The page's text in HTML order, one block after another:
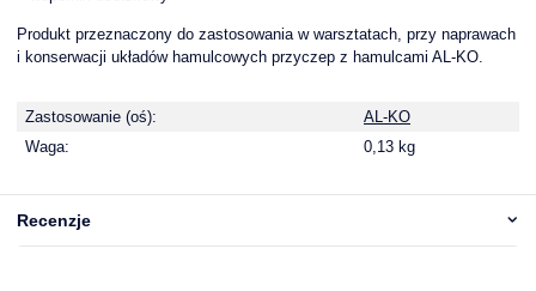
Produkt przeznaczony do zastosowania w warsztatach, przy naprawach
i konserwacji układów hamulcowych przyczep z hamulcami AL-KO.
Zastosowanie (oś):
AL-KO
Waga:
0,13 kg
Recenzje